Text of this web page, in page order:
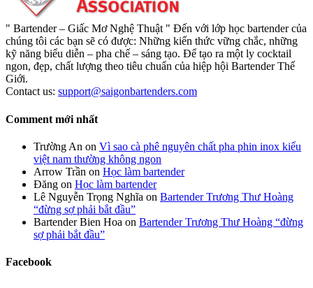
" Bartender – Giấc Mơ Nghệ Thuật " Đến với lớp học bartender của
chúng tôi các bạn sẽ có được: Những kiến thức vững chắc, những
kỹ năng biểu diễn – pha chế – sáng tạo. Để tạo ra một ly cocktail
ngon, đẹp, chất lượng theo tiêu chuẩn của hiệp hội Bartender Thế
Giới.
Contact us: support@saigonbartenders.com
Comment mới nhất
Trường An on Vì sao cà phê nguyên chất pha phin inox kiểu
việt nam thường không ngon
Arrow Trần on Học làm bartender
Đăng on Học làm bartender
Lê Nguyễn Trọng Nghĩa on Bartender Trương Thư Hoàng
“đừng sợ phải bắt đầu”
Bartender Bien Hoa on Bartender Trương Thư Hoàng “đừng
sợ phải bắt đầu”
Facebook